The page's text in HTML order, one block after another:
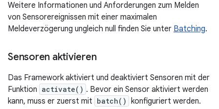
Weitere Informationen und Anforderungen zum Melden
von Sensorereignissen mit einer maximalen
Meldeverzögerung ungleich null finden Sie unter Batching.
Sensoren aktivieren
Das Framework aktiviert und deaktiviert Sensoren mit der
Funktion activate() . Bevor ein Sensor aktiviert werden
kann, muss er zuerst mit batch() konfiguriert werden.